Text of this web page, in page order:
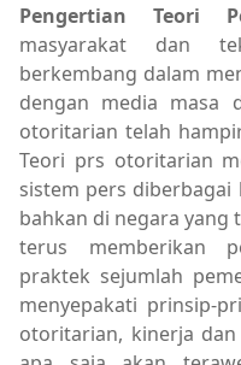
Pengertian Teori
masyarakat dan
berkembang dalam
dengan media masa
otoritarian telah
Teori prs otoritarian
sistem pers diberbagai
bahkan di negara yang
terus memberikan
praktek sejumlah
menyepakati prinsip-
otoritarian, kinerja